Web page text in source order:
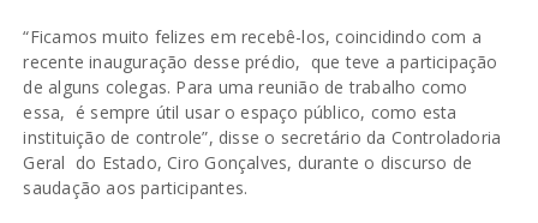
“Ficamos muito felizes em recebê-los, coincidindo com a
recente inauguração desse prédio, que teve a participação
de alguns colegas. Para uma reunião de trabalho como
essa, é sempre útil usar o espaço público, como esta
instituição de controle”, disse o secretário da Controladoria
Geral do Estado, Ciro Gonçalves, durante o discurso de
saudação aos participantes.